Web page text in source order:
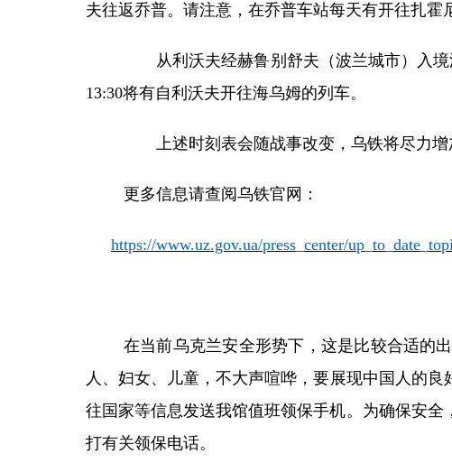
夫往返乔普。请注意，在乔普车站每天有开往扎霍
从利沃夫经赫鲁别舒夫（波兰城市）入
13:30将有自利沃夫开往海乌姆的列车。
上述时刻表会随战事改变，乌铁将尽力增
更多信息请查阅乌铁官网：
https://www.uz.gov.ua/press_center/
在当前乌克兰安全形势下，这是比较合适的
人、妇女、儿童，不大声喧哗，要展现中国人的良
往国家等信息发送我馆值班领保手机。为确保安
打有关领保电话。